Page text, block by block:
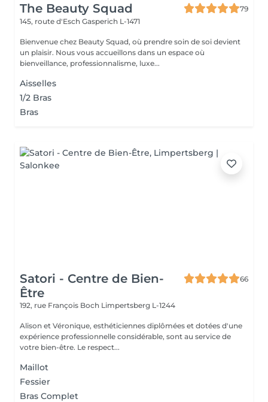
The Beauty Squad
79
145, route d'Esch Gasperich L-1471
Bienvenue chez Beauty Squad, où prendre soin de soi devient
un plaisir. Nous vous accueillons dans un espace où
bienveillance, professionnalisme, luxe...
Aisselles
1/2 Bras
Bras
Satori - Centre de Bien-
Être
66
192, rue François Boch Limpertsberg L-1244
Alison et Véronique, esthéticiennes diplômées et dotées d'une
expérience professionnelle considérable, sont au service de
votre bien-être. Le respect...
Maillot
Fessier
Bras Complet